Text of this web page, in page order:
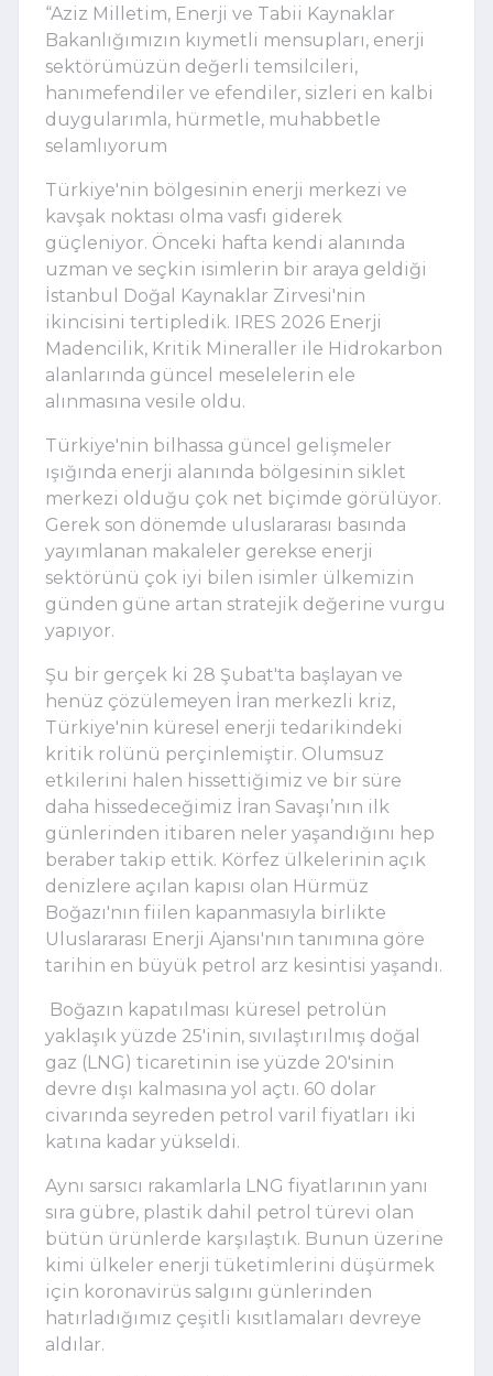
“Aziz Milletim, Enerji ve Tabii Kaynaklar
Bakanlığımızın kıymetli mensupları, enerji
sektörümüzün değerli temsilcileri,
hanımefendiler ve efendiler, sizleri en kalbi
duygularımla, hürmetle, muhabbetle
selamlıyorum
Türkiye'nin bölgesinin enerji merkezi ve
kavşak noktası olma vasfı giderek
güçleniyor. Önceki hafta kendi alanında
uzman ve seçkin isimlerin bir araya geldiği
İstanbul Doğal Kaynaklar Zirvesi'nin
ikincisini tertipledik. IRES 2026 Enerji
Madencilik, Kritik Mineraller ile Hidrokarbon
alanlarında güncel meselelerin ele
alınmasına vesile oldu.
Türkiye'nin bilhassa güncel gelişmeler
ışığında enerji alanında bölgesinin siklet
merkezi olduğu çok net biçimde görülüyor.
Gerek son dönemde uluslararası basında
yayımlanan makaleler gerekse enerji
sektörünü çok iyi bilen isimler ülkemizin
günden güne artan stratejik değerine vurgu
yapıyor.
Şu bir gerçek ki 28 Şubat'ta başlayan ve
henüz çözülemeyen İran merkezli kriz,
Türkiye'nin küresel enerji tedarikindeki
kritik rolünü perçinlemiştir. Olumsuz
etkilerini halen hissettiğimiz ve bir süre
daha hissedeceğimiz İran Savaşı’nın ilk
günlerinden itibaren neler yaşandığını hep
beraber takip ettik. Körfez ülkelerinin açık
denizlere açılan kapısı olan Hürmüz
Boğazı'nın fiilen kapanmasıyla birlikte
Uluslararası Enerji Ajansı'nın tanımına göre
tarihin en büyük petrol arz kesintisi yaşandı.
yaklaşık yüzde 25'inin, sıvılaştırılmış doğal
gaz (LNG) ticaretinin ise yüzde 20'sinin
devre dışı kalmasına yol açtı. 60 dolar
civarında seyreden petrol varil fiyatları iki
katına kadar yükseldi.
Aynı sarsıcı rakamlarla LNG fiyatlarının yanı
sıra gübre, plastik dahil petrol türevi olan
bütün ürünlerde karşılaştık. Bunun üzerine
kimi ülkeler enerji tüketimlerini düşürmek
için koronavirüs salgını günlerinden
hatırladığımız çeşitli kısıtlamaları devreye
aldılar.